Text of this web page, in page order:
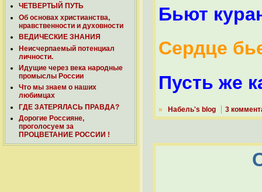
ЧЕТВЕРТЫЙ ПУТЬ
Об основах христианства,
нравственности и духовности
ВЕДИЧЕСКИЕ ЗНАНИЯ
Неисчерпаемый потенциал
личности.
Идущие через века народные
промыслы России
Что мы знаем о наших
любимцах
ГДЕ ЗАТЕРЯЛАСЬ ПРАВДА?
Дорогие Россияне,
проголосуем за
ПРОЦВЕТАНИЕ РОССИИ !
Бьют
Сердце
Пусть же
» Набель's blog 3